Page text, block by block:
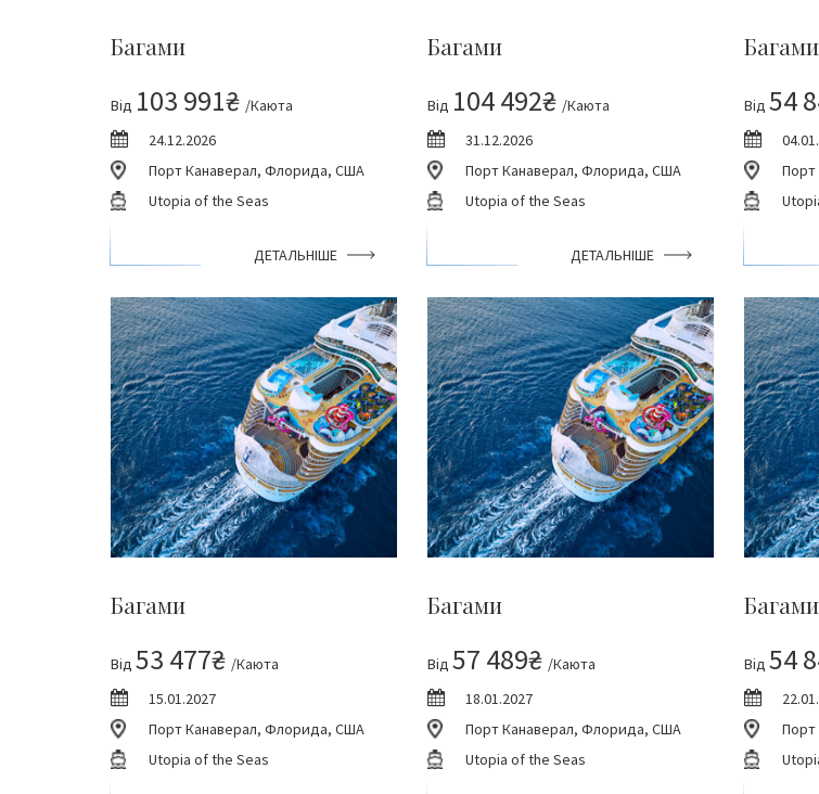
Багами
Від 103 991₴ /Каюта
24.12.2026
Порт Канаверал, Флорида, США
Utopia of the Seas
ДЕТАЛЬНІШЕ
Багами
Від 104 492₴ /Каюта
31.12.2026
Порт Канаверал, Флорида, США
Utopia of the Seas
ДЕТАЛЬНІШЕ
Багами
Від54
Багами
Від 53 477₴ /Каюта
15.01.2027
Порт Канаверал, Флорида, США
Utopia of the Seas
Багами
Від57 489₴ /Каюта
18.01.2027
Порт Канаверал, Флорида, США
Utopia of the Seas
Багами
Від54